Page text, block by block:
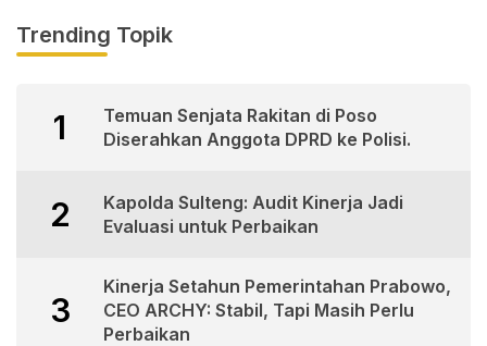
Trending Topik
1
Temuan Senjata Rakitan di Poso
Diserahkan Anggota DPRD ke Polisi.
2
Kapolda Sulteng: Audit Kinerja Jadi
Evaluasi untuk Perbaikan
3
Kinerja Setahun Pemerintahan Prabowo,
CEO ARCHY: Stabil, Tapi Masih Perlu
Perbaikan